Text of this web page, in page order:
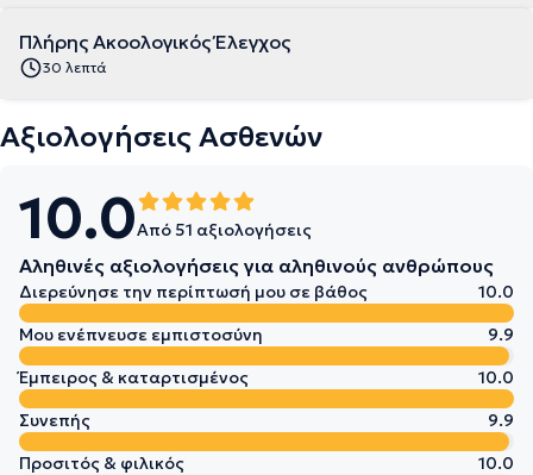
Πλήρης Ακοολογικός Έλεγχος
30 λεπτά
Αξιολογήσεις Ασθενών
10.0Από 51 αξιολογήσεις
Αληθινές αξιολογήσεις για αληθινούς ανθρώπους
Διερεύνησε την περίπτωσή μου σε βάθος
10.0
Μου ενέπνευσε εμπιστοσύνη
9.9
Έμπειρος & καταρτισμένος
10.0
Συνεπής
9.9
Προσιτός & φιλικός
10.0